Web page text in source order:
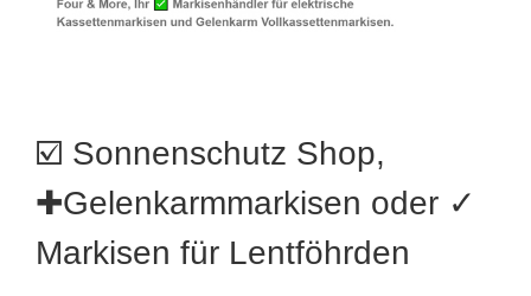
☑️ Sonnenschutz Shop,
✚Gelenkarmmarkisen oder ✓
Markisen für Lentföhrden